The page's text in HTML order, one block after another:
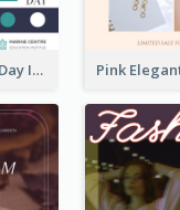
World Wildlife Day Instagram Post